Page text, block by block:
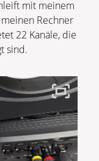
mit meinem
Rechner
22 Kanäle, die
sind.